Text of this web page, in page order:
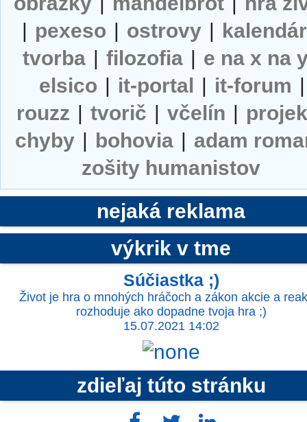
| pexeso | ostrovy | kalendár
tvorba | filozofia | e na x na
elsico | it-portal | it-forum |
rouzz | tvorič | včelín |
chyby | bohovia | adam
zošity humanistov
nejaká reklama
výkrik v tme
Súčiastka ;)
Život je hra o mnohých hráčoch a zákon akcie a
rozhoduje ako dopadne tvoja hra ;)
15.07.2021 14:02
zdieľaj túto stránku